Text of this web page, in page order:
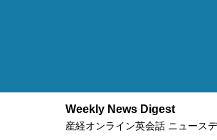
Weekly News Digest
産経オンライン英会話 ニュース